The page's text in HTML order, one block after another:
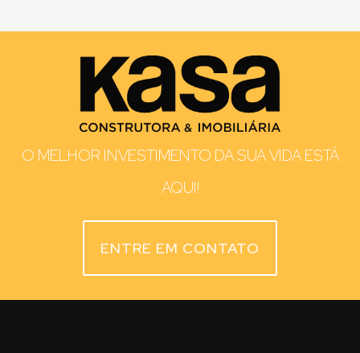
O MELHOR INVESTIMENTO DA SUA VIDA ESTÁ
AQUI!
ENTRE EM CONTATO